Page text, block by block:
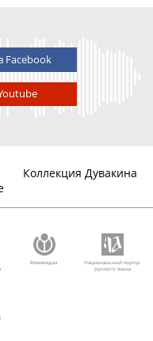
Facebook
Коллекция Дувакина
Викимедиа
Национальный корпус
русского языка